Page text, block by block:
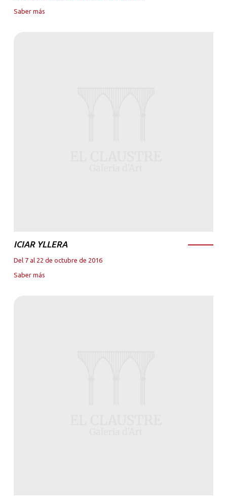
Saber más
ICIAR YLLERA
Del 7 al 22 de octubre de 2016
Saber más